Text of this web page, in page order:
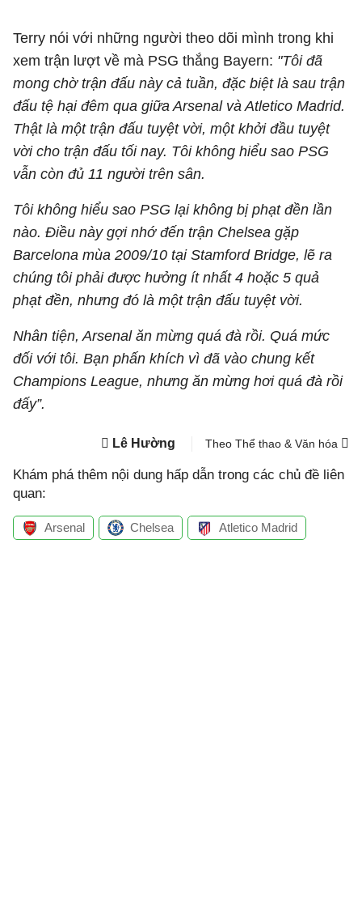
Terry nói với những người theo dõi mình trong khi
xem trận lượt về mà PSG thắng Bayern: "Tôi đã
mong chờ trận đấu này cả tuần, đặc biệt là sau trận
đấu tệ hại đêm qua giữa Arsenal và Atletico Madrid.
Thật là một trận đấu tuyệt vời, một khởi đầu tuyệt
vời cho trận đấu tối nay. Tôi không hiểu sao PSG
vẫn còn đủ 11 người trên sân.
Tôi không hiểu sao PSG lại không bị phạt đền lần
nào. Điều này gợi nhớ đến trận Chelsea gặp
Barcelona mùa 2009/10 tại Stamford Bridge, lẽ ra
chúng tôi phải được hưởng ít nhất 4 hoặc 5 quả
phạt đền, nhưng đó là một trận đấu tuyệt vời.
Nhân tiện, Arsenal ăn mừng quá đà rồi. Quá mức
đối với tôi. Bạn phấn khích vì đã vào chung kết
Champions League, nhưng ăn mừng hơi quá đà rồi
đấy”.
Lê Hường Theo Thể thao & Văn hóa
Khám phá thêm nội dung hấp dẫn trong các chủ đề liên
quan:
Arsenal Chelsea Atletico Madrid